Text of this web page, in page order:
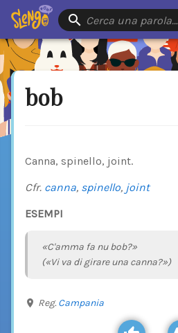
Cerca una parola…
bob
Canna, spinello, joint.
Cfr. canna, spinello, joint
ESEMPI
«C'amma fa nu bob?»
(«Vi va di girare una canna?»)
Reg. Campania